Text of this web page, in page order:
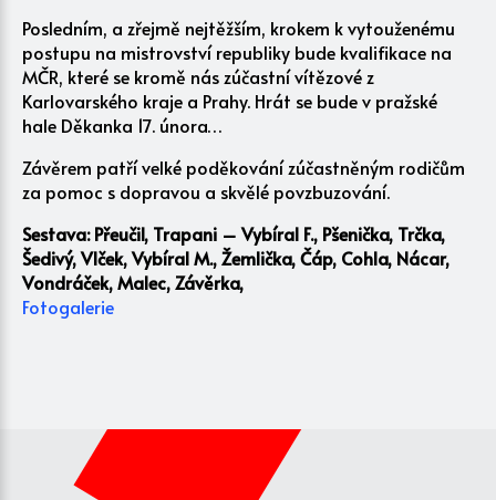
Posledním, a zřejmě nejtěžším, krokem k vytouženému
postupu na mistrovství republiky bude kvalifikace na
MČR, které se kromě nás zúčastní vítězové z
Karlovarského kraje a Prahy. Hrát se bude v pražské
hale Děkanka 17. února…
Závěrem patří velké poděkování zúčastněným rodičům
za pomoc s dopravou a skvělé povzbuzování.
Sestava: Přeučil, Trapani – Vybíral F., Pšenička, Trčka,
Šedivý, Vlček, Vybíral M., Žemlička, Čáp, Cohla, Nácar,
Vondráček, Malec, Závěrka,
Fotogalerie